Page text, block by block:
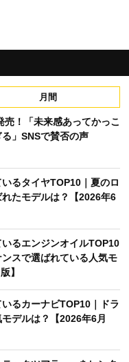
月間
売！「未来感あってかっこ
」SNSで賛否の声
いるタイヤTOP10｜夏のロ
たモデルは？【2026年6
いるエンジンオイルTOP10
ンスで選ばれている人気モ
】
いるカーナビTOP10｜ドラ
デルは？【2026年6月